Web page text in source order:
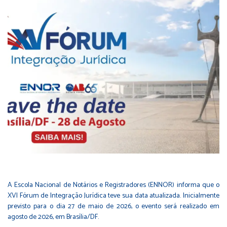
A Escola Nacional de Notários e Registradores (ENNOR) informa que o
XVI Fórum de Integração Jurídica teve sua data atualizada. Inicialmente
previsto para o dia 27 de maio de 2026, o evento será realizado em
agosto de 2026, em Brasília/DF.